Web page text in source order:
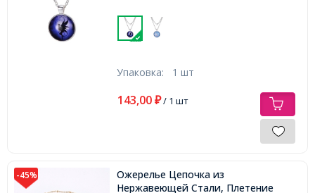
Упаковка: 1 шт
143,00 ₽/ 1 шт
-45%
Ожерелье Цепочка из
Нержавеющей Стали, Плетение